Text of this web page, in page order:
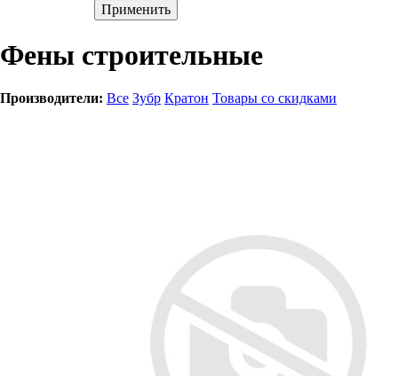
Фены строительные
Производители: Все Зубр Кратон Товары со скидками